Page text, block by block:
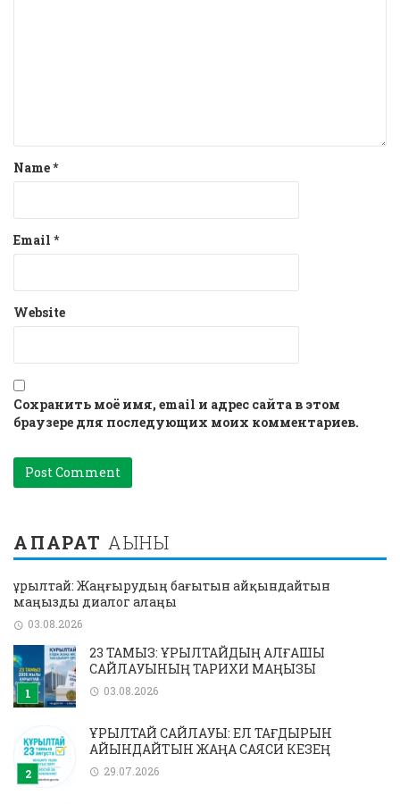
Name*
Email *
Website
Сохранить моё имя, email и адрес сайта в этом
браузере для последующих моих комментариев.
АҚПАРАТ АҒЫНЫ
Құрылтай: Жаңғырудың бағытын айқындайтын
маңызды диалог алаңы
03.08.2026
23 ТАМЫЗ: ҚҰРЫЛТАЙДЫҢ АЛҒАШҚЫ
САЙЛАУЫНЫҢ ТАРИХИ МАҢЫЗЫ
03.08.2026
ҚҰРЫЛТАЙ САЙЛАУЫ: ЕЛ ТАҒДЫРЫН
АЙҚЫНДАЙТЫН ЖАҢА САЯСИ КЕЗЕҢ
29.07.2026